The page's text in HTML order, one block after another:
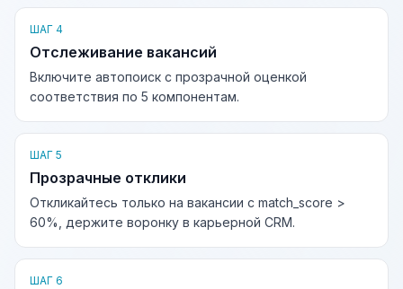
ШАГ 4
Отслеживание вакансий
Включите автопоиск с прозрачной оценкой
соответствия по 5 компонентам.
ШАГ 5
Прозрачные отклики
Откликайтесь только на вакансии с match_score >
60%, держите воронку в карьерной CRM.
ШАГ 6